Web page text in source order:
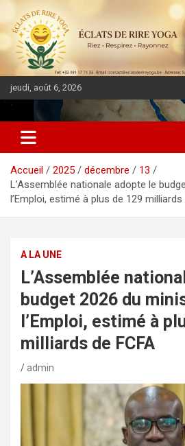
jeudi, août 6, 2026
DIASPORA PULSE
Accueil 2025 décembre
13
L’Assemblée nationale adopte le
l’Emploi, estimé à plus de 129 milliards
A LA UNE
L’Assemblée
budget 2026 du
l’Emploi, estimé à
milliards de FCFA
admin